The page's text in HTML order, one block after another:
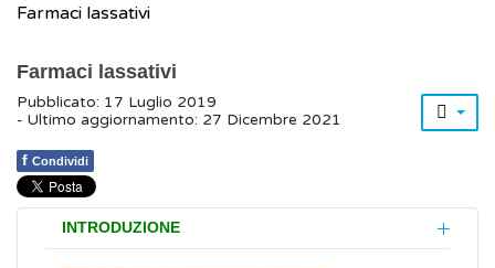
Farmaci lassativi
Farmaci lassativi
Pubblicato: 17 Luglio 2019
- Ultimo aggiornamento: 27 Dicembre 2021
f Condividi
INTRODUZIONE